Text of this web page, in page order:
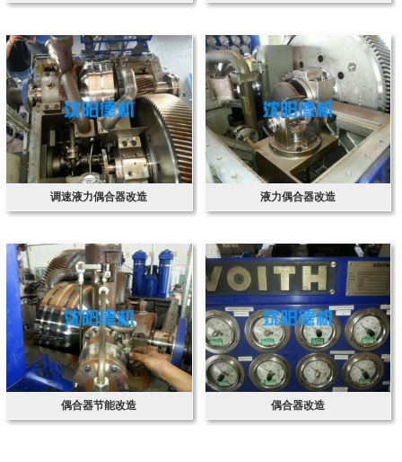
调速液力偶合器改造 液力偶合器改造
偶合器节能改造 偶合器改造